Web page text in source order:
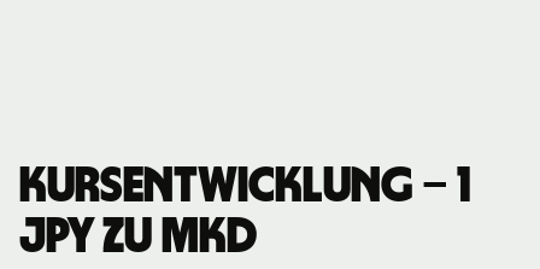
Kursentwicklung – 1
JPY zu MKD